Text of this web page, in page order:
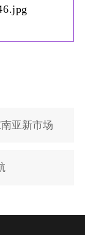
亚新市场